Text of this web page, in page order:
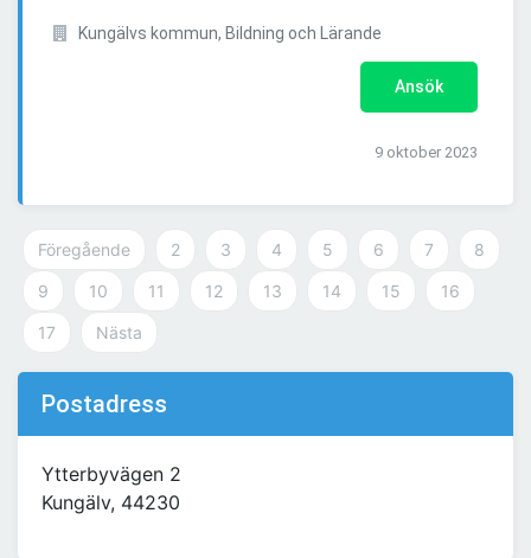
Kungälvs kommun, Bildning och Lärande
Ansök
9 oktober 2023
Föregående 2 3 4 5 6 7 8
9 10 11 12 13 14 15 16
17 Nästa
Postadress
Ytterbyvägen 2
Kungälv, 44230